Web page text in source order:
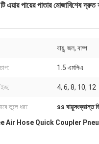
এয়ার পায়ের পাতার মোজাবিশেষ দ্রুত
বায়ু, জল, বাষ্প
1.5 এমপিএ
4, 6, 8, 10, 12
তুলে ধরা: ss বায়ুসংক্রান্ত
Air Hose Quick Coupler